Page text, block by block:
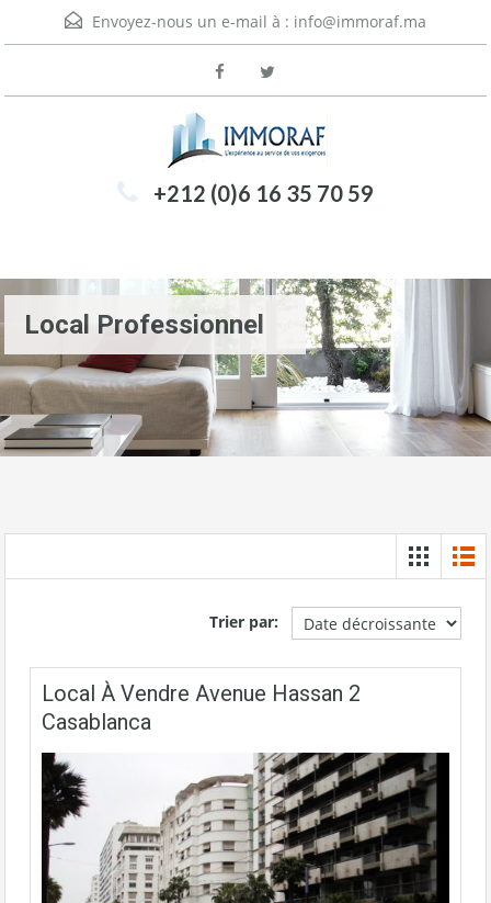
Envoyez-nous un e-mail à : info@immoraf.ma
+212 (0)6 16 35 70 59
Local Professionnel
Trier par:
Local À Vendre Avenue Hassan 2
Casablanca